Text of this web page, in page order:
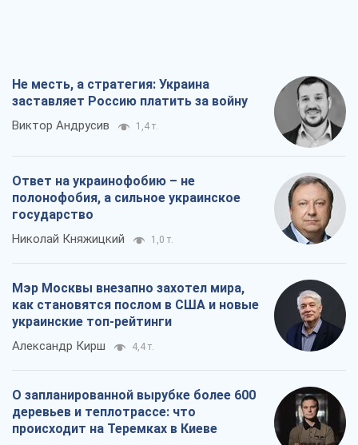
Не месть, а стратегия: Украина
заставляет Россию платить за войну
Виктор Андрусив 1,4 т.
Ответ на украинофобию – не
полонофобия, а сильное украинское
государство
Николай Княжицкий 1,0 т.
Мэр Москвы внезапно захотел мира,
как становятся послом в США и новые
украинские топ-рейтинги
Александр Кирш 4,4 т.
О запланированной вырубке более 600
деревьев и теплотрассе: что
происходит на Теремках в Киеве